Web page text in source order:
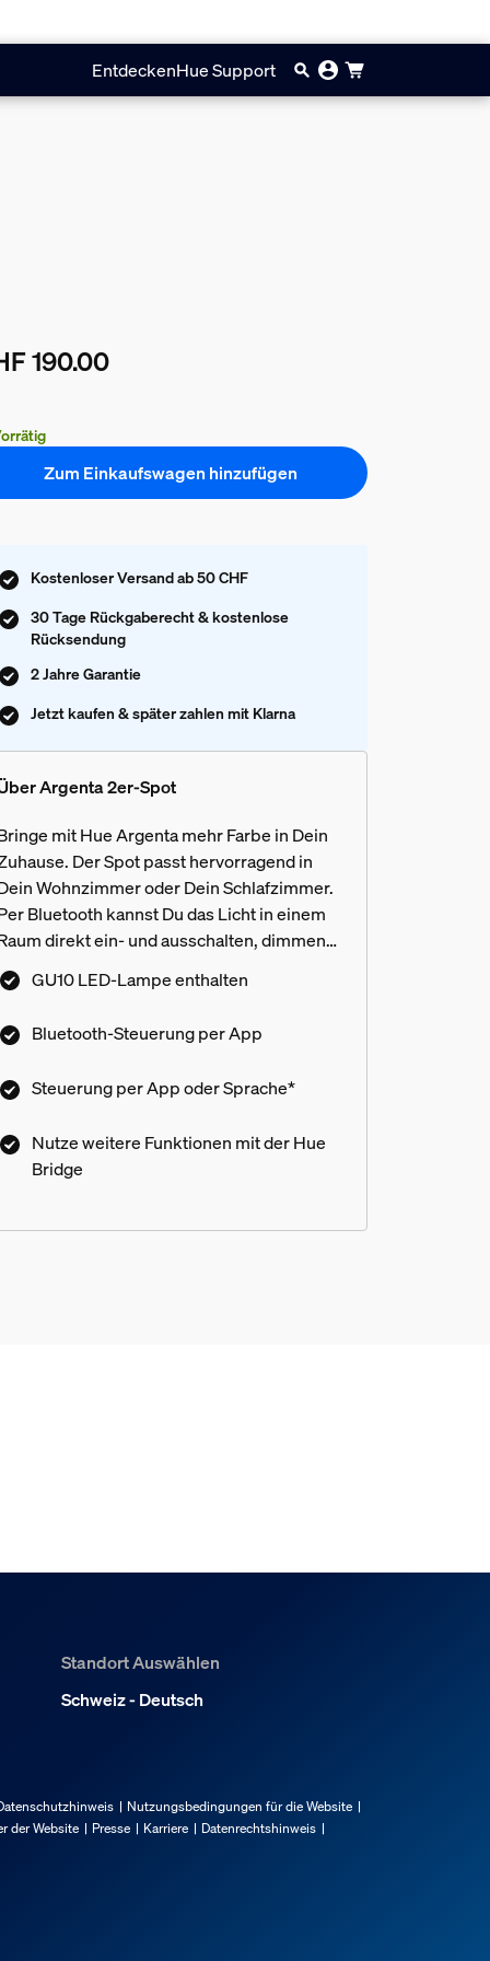
EntdeckenHue Support
190.00
Zum Einkaufswagen hinzufügen
Kostenloser Versand ab 50 CHF
30 Tage Rückgaberecht & kostenlose
Rücksendung
2 Jahre Garantie
Jetzt kaufen & später zahlen mit Klarna
Argenta 2er-Spot
mit Hue Argenta mehr Farbe in Dein
Der Spot passt hervorragend in
Wohnzimmer oder Dein Schlafzimmer.
Bluetooth kannst Du das Licht in einem
direkt ein- und ausschalten, dimmen
und Lichtszenen einstellen. Oder schließe
eine Hue Bridge an, um alle verfügbaren
GU10 LED-Lampe enthalten
Bluetooth-Steuerung per App
Steuerung per App oder Sprache*
Nutze weitere Funktionen mit der Hue
Bridge
Standort Auswählen
Schweiz - Deutsch
Nutzungsbedingungen für die Website
der Website Presse Karriere
Datenrechtshinweis